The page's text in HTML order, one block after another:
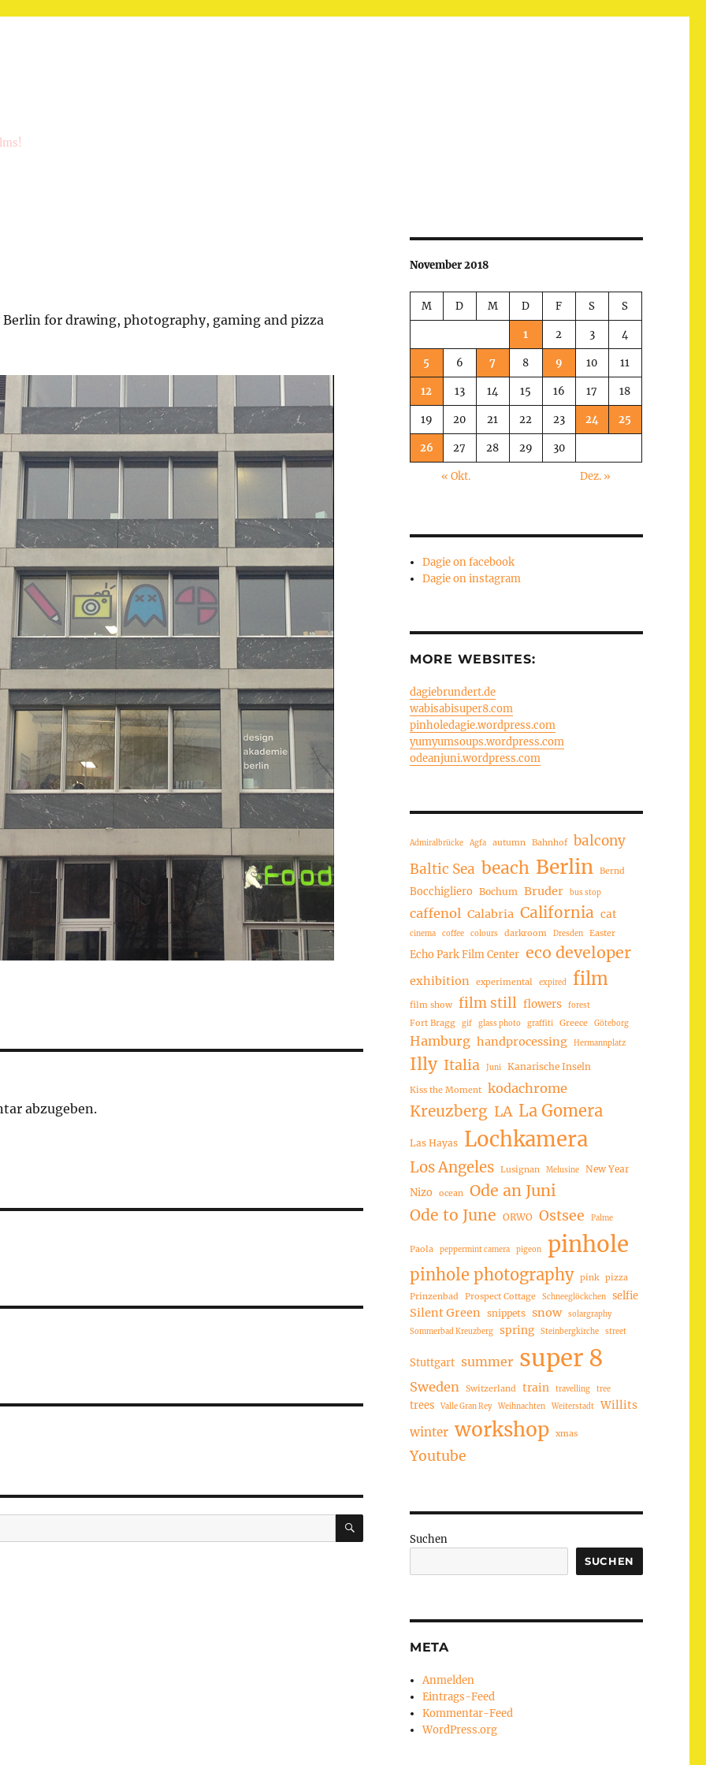
Berlin for drawing, photography, gaming and pizza
abzugeben.
SUCHEN
November 2018
M D M D F S S
1 2 3 4
5 6 7 8 9 10 11
12 13 14 15 16 17 18
19 20 21 22 23 24 25
26 27 28 29 30
« Okt. Dez. »
Dagie on facebook
Dagie on instagram
MORE WEBSITES:
dagiebrundert.de
wabisabisuper8.com
pinholedagie.wordpress.com
yumyumsoups.wordpress.com
odeanjuni.wordpress.com
Admiralbrücke Agfa autumn Bahnhof balcony
Baltic Sea beach Berlin Bernd
Bocchigliero Bochum Bruder bus stop
caffenol Calabria California cat
cinema coffee colours darkroom Dresden Easter
Echo Park Film Center eco developer
exhibition experimental expired film
film show film still flowers forest
Fort Bragg gif glass photo graffiti Greece Göteborg
Hamburg handprocessing Hermannplatz
Illy Italia Juni Kanarische Inseln
Kiss the Moment kodachrome
Kreuzberg LA La Gomera
Las Hayas Lochkamera
Los Angeles Lusignan Melusine New Year
Nizo ocean
Ode an Juni
Ode to June ORWO Ostsee Palme
Paola peppermint camera pigeon pinhole
pinhole photography pink pizza
Prinzenbad
Prospect Cottage Schneeglöckchen selfie
Silent Green snippets snow
solargraphy
Sommerbad Kreuzberg
spring Steinbergkirche street
Stuttgart summer super 8
Sweden Switzerland train travelling tree
trees Valle Gran Rey Weihnachten Weiterstadt Willits
winter workshop xmas
Youtube
Suchen
SUCHEN
META
Anmelden
Eintrags-Feed
Kommentar-Feed
WordPress.org